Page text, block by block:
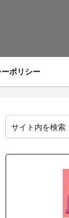
ポリシー